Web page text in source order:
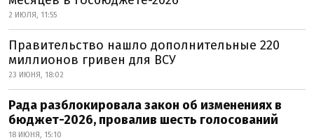
2 ИЮЛЯ, 11:55
Правительство нашло дополнительные 220
миллионов гривен для ВСУ
23 ИЮНЯ, 18:02
Рада разблокировала закон об изменениях в
бюджет-2026, провалив шесть голосований
18 ИЮНЯ, 15:10